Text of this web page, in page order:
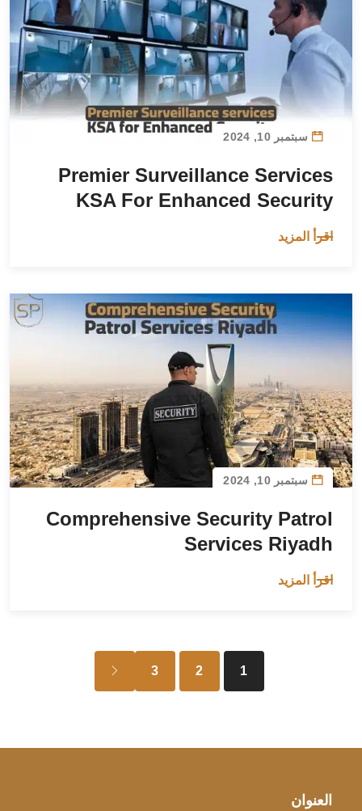
سبتمبر 10, 2024
Premier Surveillance Services
KSA For Enhanced Security
اقرأ المزيد
سبتمبر 10, 2024
Comprehensive Security Patrol
Services Riyadh
اقرأ المزيد
1
2
3
العنوان